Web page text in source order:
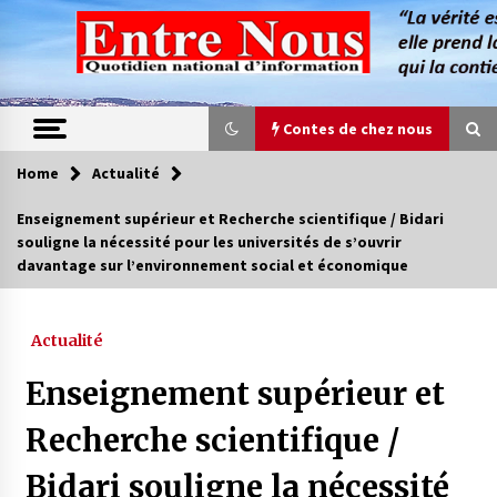
content
Contes de chez nous
Contes de chez nous
Quand la mère n’est plus là (17e partie)
Oum el Gaïla / L’ogresse du M’zab
4 ans ago
Home Actualité
Enseignement supérieur et Recherche scientifique / Bidari
souligne la nécessité pour les universités de s’ouvrir
davantage sur l’environnement social et économique
Actualité
Enseignement supérieur et
Recherche scientifique /
Bidari souligne la nécessité